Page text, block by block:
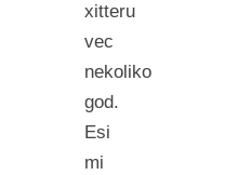
xitteru
vec
nekoliko
god.
Esi
mi